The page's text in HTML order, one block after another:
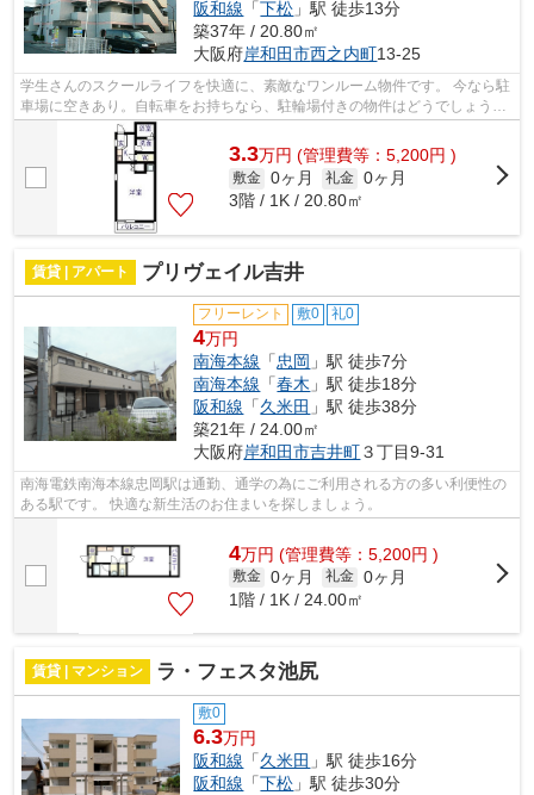
阪和線 「下松 」駅 徒歩13分
築37年 / 20.80㎡
大阪府岸和田市西之内町13-25
学生さんのスクールライフを快適に、素敵なワンルーム物件です。 今なら駐
車場に空きあり。自転車をお持ちなら、駐輪場付きの物件はどうでしょう。
快適な給湯設備完備の物件となって...
3.3万円 (管理費等：5,200円 )
敷金 0ヶ月 礼金 0ヶ月
3階 / 1K / 20.80㎡
賃貸 | アパート プリヴェイル吉井
フリーレント 敷0 礼0
4万円
南海本線 「忠岡 」駅 徒歩7分
南海本線 「春木 」駅 徒歩18分
阪和線 「久米田 」駅 徒歩38分
築21年 / 24.00㎡
大阪府岸和田市吉井町３丁目9-31
南海電鉄南海本線忠岡駅は通勤、通学の為にご利用される方の多い利便性の
ある駅です。 快適な新生活のお住まいを探しましょう。
4万円 (管理費等：5,200円 )
敷金 0ヶ月 礼金 0ヶ月
1階 / 1K / 24.00㎡
賃貸 | マンション ラ・フェスタ池尻
敷0
6.3万円
阪和線 「久米田 」駅 徒歩16分
阪和線 「下松 」駅 徒歩30分